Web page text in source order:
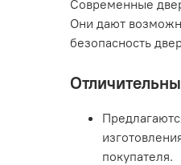
Современные
Они дают
безопасность
покупателя.